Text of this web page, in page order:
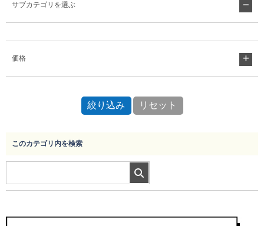
サブカテゴリを選ぶ
価格
このカテゴリ内を検索